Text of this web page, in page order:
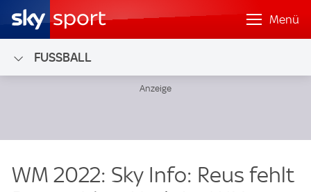
Menü
FUSSBALL
WM 2022: Sky Info: Reus fehlt